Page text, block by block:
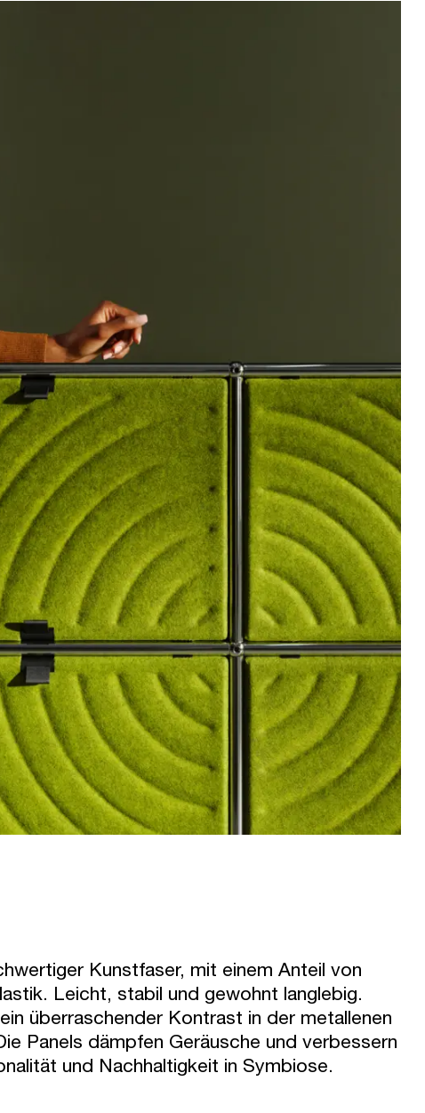
Kunstfaser, mit einem Anteil von
Leicht, stabil und gewohnt langlebig.
überraschender Kontrast in der metallenen
Panels dämpfen Geräusche und verbessern
und Nachhaltigkeit in Symbiose.